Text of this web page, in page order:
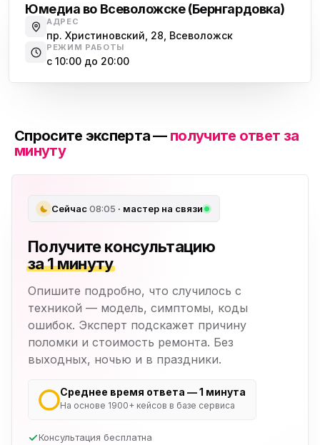
Юмедиа во Всеволожске (Бернгардовка)
АДРЕС
пр. Христиновский, 28, Всеволожск
РЕЖИМ РАБОТЫ
с 10:00 до 20:00
Спросите эксперта — получите ответ за
минуту
Сейчас08:05 · мастер на связи
Получите консультацию
за 1 минуту
Опишите подробно, что случилось с
техникой — модель, симптомы, коды
ошибок. Эксперт подскажет причину
поломки и стоимость ремонта. Без
выходных, ночью и в праздники.
Среднее время ответа — 1 минута
На основе 1900+ кейсов в базе сервиса
Консультация бесплатна